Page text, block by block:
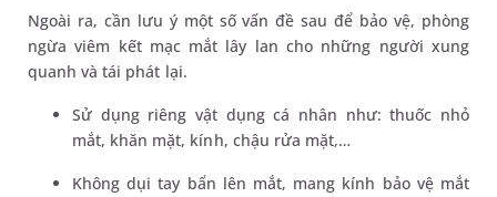
Ngoài ra, cần lưu ý một số vấn đề sau để bảo vệ, phòng
ngừa viêm kết mạc mắt lây lan cho những người xung
quanh và tái phát lại.
Sử dụng riêng vật dụng cá nhân như: thuốc nhỏ
mắt, khăn mặt, kính, chậu rửa mặt,…
Không dụi tay bẩn lên mắt, mang kính bảo vệ mắt